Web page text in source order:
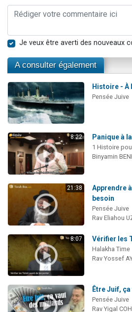
Je veux être averti des nouveaux
A consulter également
Histoire - À
Pensée Juive
8:22 Panique à
1 Histoire
Binyamin
21:38
Apprendre
besoin
Pensée Juive
Rav Eliahou
8:07 Vérifier les
Halakha Time
Rav Yossef
Être Juif,
Pensée Juive
Rav Yigal